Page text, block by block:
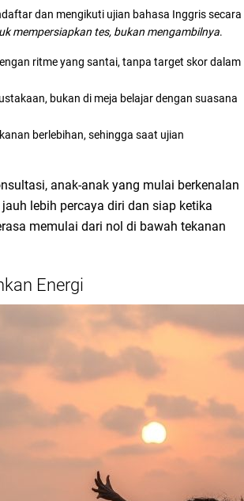
dan mengikuti ujian bahasa Inggris secara
mempersiapkan tes, bukan mengambilnya.
ritme yang santai, tanpa target skor dalam
bukan di meja belajar dengan suasana
berlebihan, sehingga saat ujian
anak-anak yang mulai berkenalan
lebih percaya diri dan siap ketika
memulai dari nol di bawah tekanan
Energi